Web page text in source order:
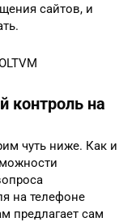
сайтов, и
контроль на
чуть ниже. Как и
на телефоне
предлагает сам